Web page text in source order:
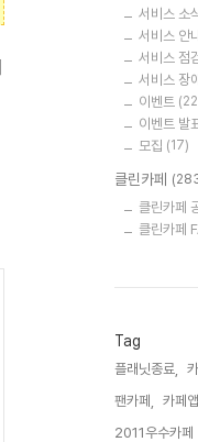
서비스 소
서비스 안
서비스 점
서비스 장
이벤트
이벤트 발
모집 (17)
클린카페
클린카페
클린카페
Tag
플래닛종료,
팬카페,
카페
2011우수카페,